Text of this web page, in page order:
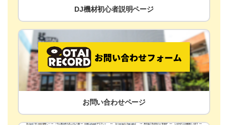
DJ機材初心者説明ページ
お問い合わせページ